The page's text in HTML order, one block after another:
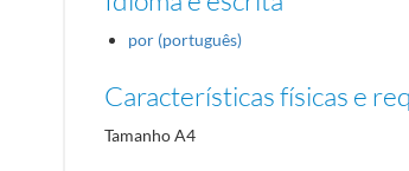
por (português)
Características físicas e
Tamanho A4